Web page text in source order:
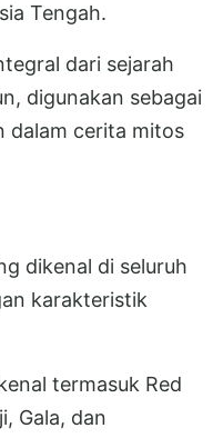
Tengah.
dari sejarah
digunakan sebagai
dalam cerita mitos
dikenal di seluruh
karakteristik
termasuk Red
Gala, dan